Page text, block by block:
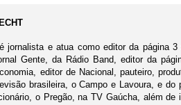
jornalista e atua como editor da página
Gente, da Rádio Band, editor da
editor de Nacional, pauteiro,
brasileira, o Campo e Lavoura, e do
o Pregão, na TV Gaúcha, além de